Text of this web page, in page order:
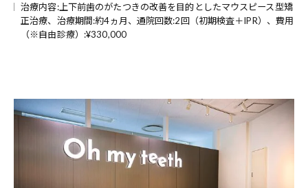
治療内容:上下前歯のがたつきの改善を目的としたマウスピース型矯
正治療、治療期間:約4ヵ月、通院回数:2回（初期検査＋IPR）、費用
（※自由診療）:¥330,000